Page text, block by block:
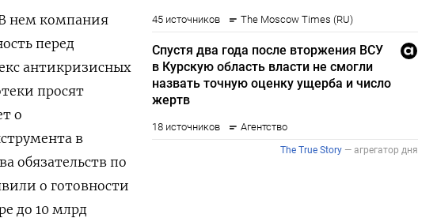
нем компания
перед
антикризисных
просят
о
в
обязательств по
о готовности
до 10 млрд